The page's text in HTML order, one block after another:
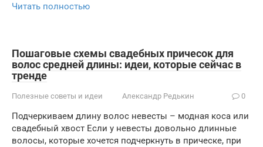
Читать полностью
Пошаговые схемы свадебных причесок для
волос средней длины: идеи, которые сейчас в
тренде
Полезные советы и идеи Александр Редькин 0
Подчеркиваем длину волос невесты – модная коса или
свадебный хвост Если у невесты довольно длинные
волосы, которые хочется подчеркнуть в прическе, при